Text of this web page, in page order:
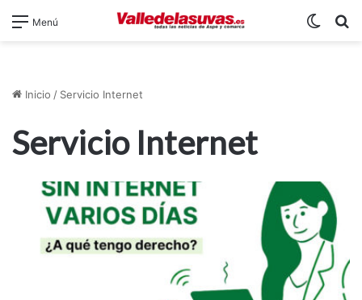
Menú
Inicio / Servicio Internet
Servicio Internet